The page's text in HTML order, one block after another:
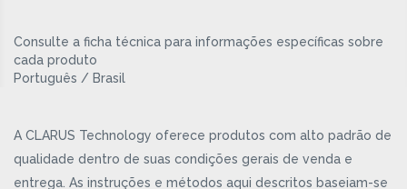
Consulte a ficha técnica para informações específicas sobre
cada produto
Português / Brasil
A CLARUS Technology oferece produtos com alto padrão de
qualidade dentro de suas condições gerais de venda e
entrega. As instruções e métodos aqui descritos baseiam-se